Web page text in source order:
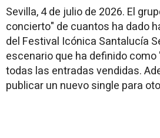
Sevilla, 4 de julio de 2026. El
concierto" de cuantos ha dado
del Festival Icónica Santalucía
escenario que ha definido
todas las entradas vendidas.
publicar un nuevo single para